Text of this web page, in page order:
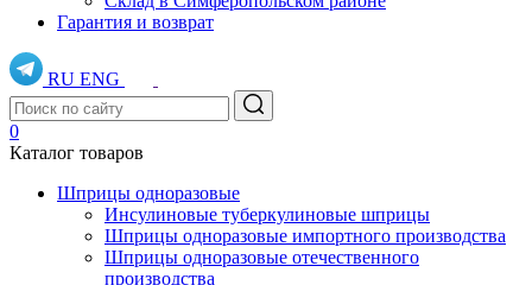
Гарантия и возврат
RU ENG
0
Каталог товаров
Шприцы одноразовые
Инсулиновые туберкулиновые шприцы
Шприцы одноразовые импортного производства
Шприцы одноразовые отечественного
производства